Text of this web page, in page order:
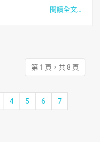
閱讀全文...
第 1 頁，共 8 頁
4 5 6 7